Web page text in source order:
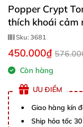
Popper Crypt
thích khoái cảm
Sku:3681
450.000₫
Còn hàng
ƯU ĐIỂM
Giao hàng kín
Ship hỏa tốc